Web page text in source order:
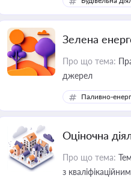
Зелена
Про що тема:
джерел
Паливно-
Оціночна
Про що тема:
з